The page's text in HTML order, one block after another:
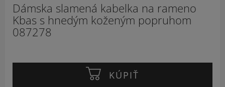
Dámska slamená kabelka na rameno
Kbas s hnedým koženým popruhom
087278
KÚPIŤ